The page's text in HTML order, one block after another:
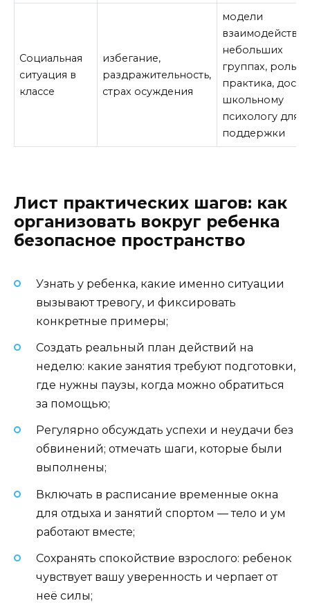
Социальная
ситуация в
классе
избегание,
раздражительность,
страх осуждения
модели
небольших
группах,
практика,
школьному
психологу для
поддержки
Лист практических шагов: как
организовать вокруг ребенка
безопасное пространство
Узнать у ребенка, какие именно ситуации
вызывают тревогу, и фиксировать
конкретные примеры;
Создать реальный план действий на
неделю: какие занятия требуют подготовки,
где нужны паузы, когда можно обратиться
за помощью;
Регулярно обсуждать успехи и неудачи без
обвинений; отмечать шаги, которые были
выполнены;
Включать в расписание временные окна
для отдыха и занятий спортом — тело и ум
работают вместе;
Сохранять спокойствие взрослого: ребенок
чувствует вашу уверенность и черпает от
неё силы;